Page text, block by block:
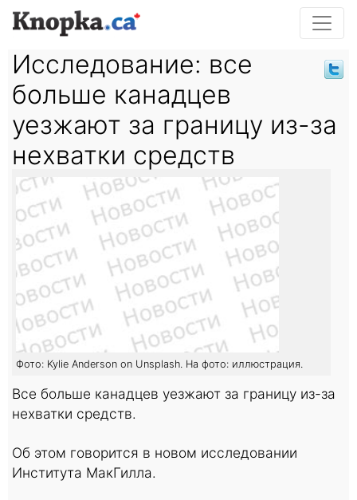
Исследование: все
больше канадцев
уезжают за границу из-за
нехватки средств
Фото: Kylie Anderson on Unsplash. На фото: иллюстрация.
Все больше канадцев уезжают за границу из-за
нехватки средств.
Об этом говорится в новом исследовании
Института МакГилла.